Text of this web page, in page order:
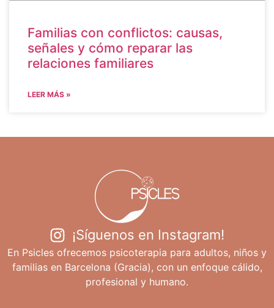
Familias con conflictos: causas,
señales y cómo reparar las
relaciones familiares
LEER MÁS »
¡Síguenos en Instagram!
En Psicles ofrecemos psicoterapia para adultos, niños y
familias en Barcelona (Gracia), con un enfoque cálido,
profesional y humano.